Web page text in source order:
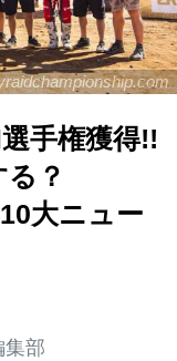
手権獲得!!
？
大ニュー
集部